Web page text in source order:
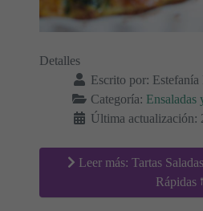
Detalles
Escrito por: Estefanía
Categoría: Ensaladas
Última actualización:
Leer más: Tartas